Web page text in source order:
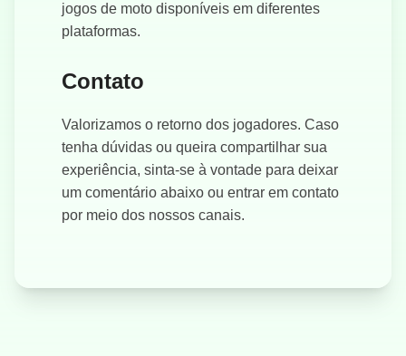
jogos de moto disponíveis em diferentes
plataformas.
Contato
Valorizamos o retorno dos jogadores. Caso
tenha dúvidas ou queira compartilhar sua
experiência, sinta-se à vontade para deixar
um comentário abaixo ou entrar em contato
por meio dos nossos canais.